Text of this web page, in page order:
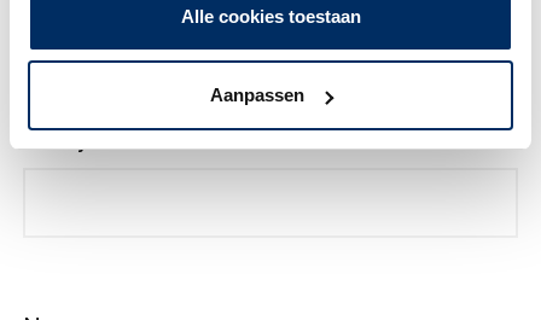
Alle cookies toestaan
Aanpassen
Nee
Bedrijfsnaam